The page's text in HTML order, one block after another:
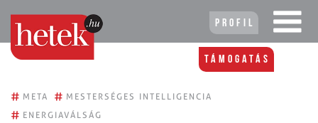
Profil
Támogatás
# META # MESTERSÉGES INTELLIGENCIA
# ENERGIAVÁLSÁG